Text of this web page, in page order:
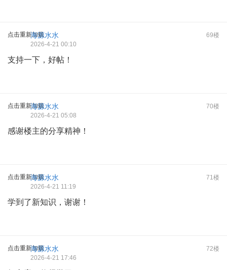
点击重新加载 69楼
海源水水
2026-4-21 00:10
支持一下，好帖！
点击重新加载 70楼
海源水水
2026-4-21 05:08
感谢楼主的分享精神！
点击重新加载 71楼
海源水水
2026-4-21 11:19
学到了新知识，谢谢！
点击重新加载 72楼
海源水水
2026-4-21 17:46